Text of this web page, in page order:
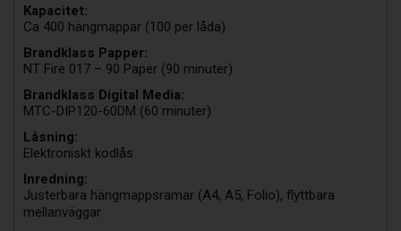
Kapacitet:
Ca 400 hängmappar (100 per låda)
Brandklass Papper:
NT Fire 017 – 90 Paper (90 minuter)
Brandklass Digital Media:
MTC-DIP120-60DM (60 minuter)
Låsning:
Elektroniskt kodlås
Inredning:
Justerbara hängmappsramar (A4, A5, Folio), flyttbara
mellanväggar